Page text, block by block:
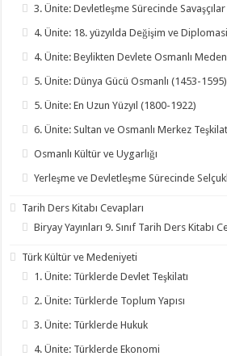
3. Ünite: Devletleşme Sürecinde
4. Ünite: 18. yüzyılda Değişim ve Diplomasi
4. Ünite: Beylikten Devlete Osmanlı
5. Ünite: Dünya Gücü Osmanlı (1453-1595)
5. Ünite: En Uzun Yüzyıl (1800-1922)
6. Ünite: Sultan ve Osmanlı Merkez
Osmanlı Kültür ve Uygarlığı
Yerleşme ve Devletleşme Sürecinde
Tarih Ders Kitabı Cevapları
Biryay Yayınları 9. Sınıf Tarih Ders Kitabı
Türk Kültür ve Medeniyeti
1. Ünite: Türklerde Devlet Teşkilatı
2. Ünite: Türklerde Toplum Yapısı
3. Ünite: Türklerde Hukuk
4. Ünite: Türklerde Ekonomi